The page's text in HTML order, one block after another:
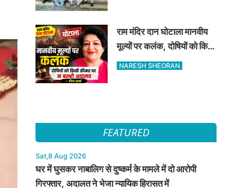
राम मंदिर दान घोटाला मानवीय
मूल्यों पर कलंक, दोषियों को किसी
कीमत पर न बख्शे अदालत —
NARESH SHEORAN
FEATURED
Sat,8 Aug 2026
घर में घुसकर नाबालिग से दुष्कर्म के मामले में दो आरोपी
गिरफ्तार, अदालत ने भेजा न्यायिक हिरासत में